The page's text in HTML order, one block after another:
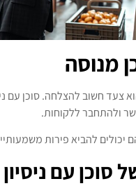
מנוסה
צעד חשוב להצלחה. סוכן עם
ולהתחבר ללקוחות.
יכולים להביא פירות
סוכן עם ניסיון